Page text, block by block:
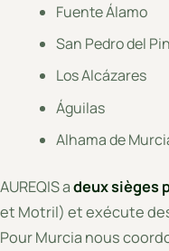
Fuente Álamo
San Pedro del
Los Alcázares
Águilas
Alhama de
AUREQIS adeux sièges
et Motril) et exécute
Pour Murcia nous